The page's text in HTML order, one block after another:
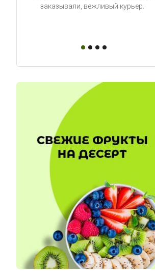
заказывали, вежливый курьер.
Код: 4332